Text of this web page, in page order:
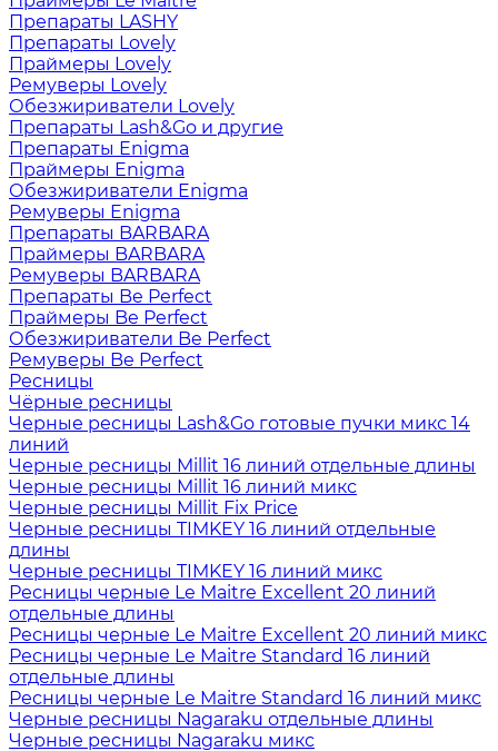
Препараты LASHY
Препараты Lovely
Праймеры Lovely
Ремуверы Lovely
Обезжириватели Lovely
Препараты Lash&Go и другие
Препараты Enigma
Праймеры Enigma
Обезжириватели Enigma
Ремуверы Enigma
Препараты BARBARA
Праймеры BARBARA
Ремуверы BARBARA
Препараты Be Perfect
Праймеры Be Perfect
Обезжириватели Be Perfect
Ремуверы Be Perfect
Ресницы
Чёрные ресницы
Черные ресницы Lash&Go готовые пучки микс 14
линий
Черные ресницы Millit 16 линий отдельные длины
Черные ресницы Millit 16 линий микс
Черные ресницы Millit Fix Price
Черные ресницы TIMKEY 16 линий отдельные
длины
Черные ресницы TIMKEY 16 линий микс
Ресницы черные Le Maitre Excellent 20 линий
отдельные длины
Ресницы черные Le Maitre Excellent 20 линий микс
Ресницы черные Le Maitre Standard 16 линий
отдельные длины
Ресницы черные Le Maitre Standard 16 линий микс
Черные ресницы Nagaraku отдельные длины
Черные ресницы Nagaraku микс